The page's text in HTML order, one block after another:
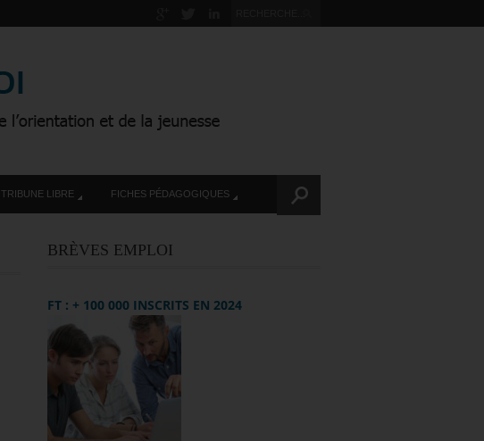
TRIBUNE LIBRE FICHES PÉDAGOGIQUES
BRÈVES EMPLOI
FT : + 100 000 INSCRITS EN 2024